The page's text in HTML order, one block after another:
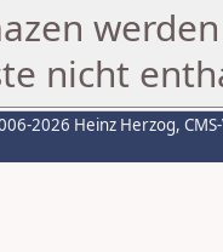
nicht
2026 Heinz Herzog,